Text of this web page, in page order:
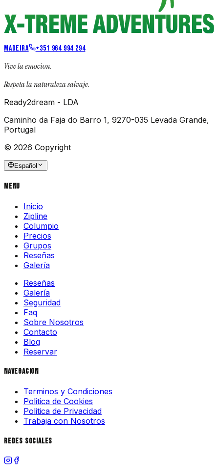
MADEIRA +351 964 994 294
Vive la emocion.
Respeta la naturaleza salvaje.
Ready2dream - LDA
Caminho da Faja do Barro 1, 9270-035 Levada Grande,
Portugal
© 2026 Copyright
Español
Menu
Inicio
Zipline
Columpio
Precios
Grupos
Reseñas
Galería
Reseñas
Galería
Seguridad
Faq
Sobre Nosotros
Contacto
Blog
Reservar
Navegacion
Terminos y Condiciones
Politica de Cookies
Politica de Privacidad
Trabaja con Nosotros
Redes Sociales